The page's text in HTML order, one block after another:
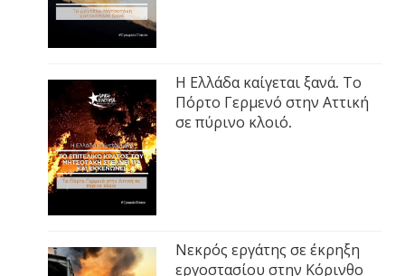
Η Ελλάδα καίγεται ξανά. Το
Πόρτο Γερμενό στην Αττική
σε πύρινο κλοιό.
Νεκρός εργάτης σε έκρηξη
εργοστασίου στην Κόρινθο